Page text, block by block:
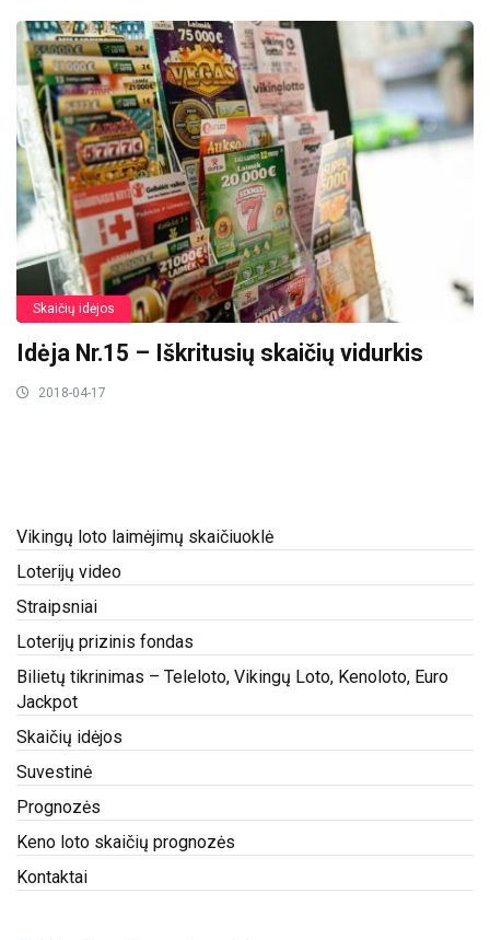
Skaičių idėjos
Idėja Nr.15 – Iškritusių skaičių vidurkis
2018-04-17
Vikingų loto laimėjimų skaičiuoklė
Loterijų video
Straipsniai
Loterijų prizinis fondas
Bilietų tikrinimas – Teleloto, Vikingų Loto, Kenoloto, Euro
Jackpot
Skaičių idėjos
Suvestinė
Prognozės
Keno loto skaičių prognozės
Kontaktai